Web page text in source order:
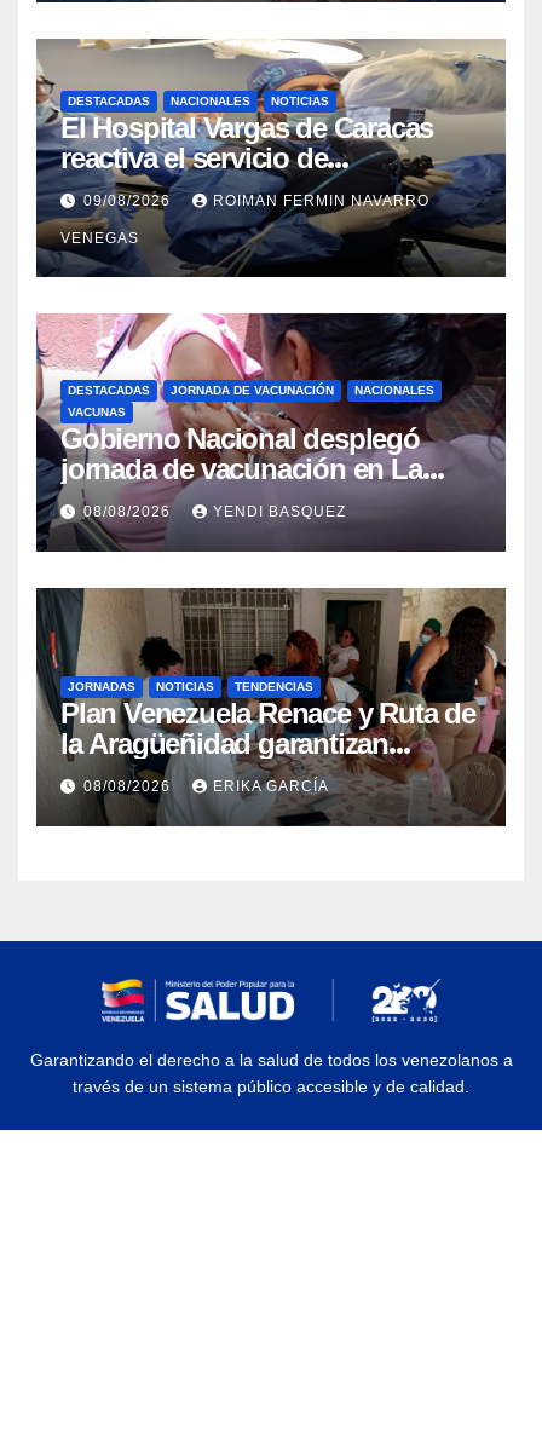
DESTACADAS NACIONALES NOTICIAS
El Hospital Vargas de Caracas
reactiva el servicio de
Colangiopancreatografía
Retrógrada Endoscópica para
beneficiar a cientos de pacientes
09/08/2026 ROIMAN FERMIN NAVARRO
VENEGAS
DESTACADAS JORNADA DE VACUNACIÓN
NACIONALES
VACUNAS
Gobierno Nacional desplegó
jornada de vacunación en La
Guaira para garantizar protección
epidemiológica
08/08/2026 YENDI BASQUEZ
JORNADAS NOTICIAS TENDENCIAS
Plan Venezuela Renace y Ruta de
la Aragüeñidad garantizan
atención médica integral en
Aragua
08/08/2026 ERIKA GARCÍA
Garantizando el derecho a la salud de todos los venezolanos a
través de un sistema público accesible y de calidad.